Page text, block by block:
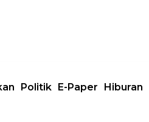
Politik E-Paper Hiburan